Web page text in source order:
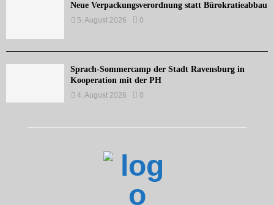
Neue Verpackungsverordnung statt Bürokratieabbau
5. August 2026 0
Sprach-Sommercamp der Stadt Ravensburg in
Kooperation mit der PH
4. August 2026 0